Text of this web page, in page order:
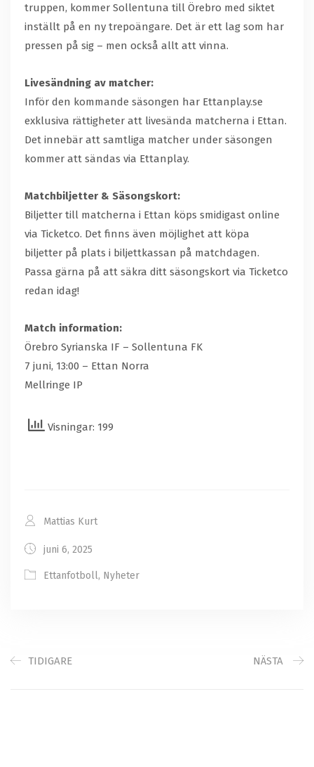
truppen, kommer Sollentuna till Örebro med siktet
inställt på en ny trepoängare. Det är ett lag som har
pressen på sig – men också allt att vinna.
Livesändning av matcher:
Inför den kommande säsongen har Ettanplay.se
exklusiva rättigheter att livesända matcherna i Ettan.
Det innebär att samtliga matcher under säsongen
kommer att sändas via Ettanplay.
Matchbiljetter & Säsongskort:
Biljetter till matcherna i Ettan köps smidigast online
via Ticketco. Det finns även möjlighet att köpa
biljetter på plats i biljettkassan på matchdagen.
Passa gärna på att säkra ditt säsongskort via Ticketco
redan idag!
Match information:
Örebro Syrianska IF – Sollentuna FK
7 juni, 13:00 – Ettan Norra
Mellringe IP
Visningar: 199
Mattias Kurt
juni 6, 2025
Ettanfotboll, Nyheter
TIDIGARE NÄSTA